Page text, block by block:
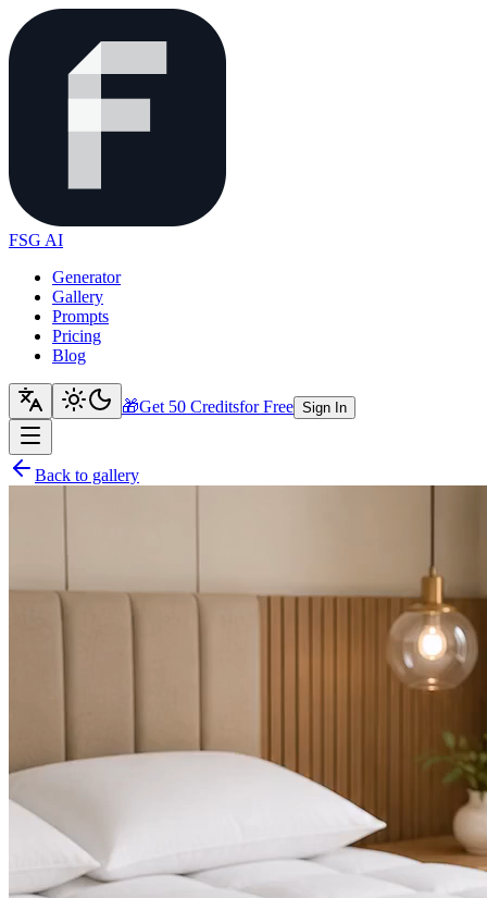
FSG AI
Generator
Gallery
Prompts
Pricing
Blog
🎁Get 50 Creditsfor Free Sign In
Back to gallery